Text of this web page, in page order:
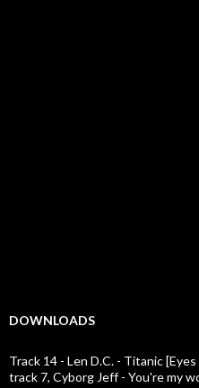
DOWNLOADS
Track 14 - Len D.C. - Titanic [Eyes
track 7, Cyborg Jeff - You're my